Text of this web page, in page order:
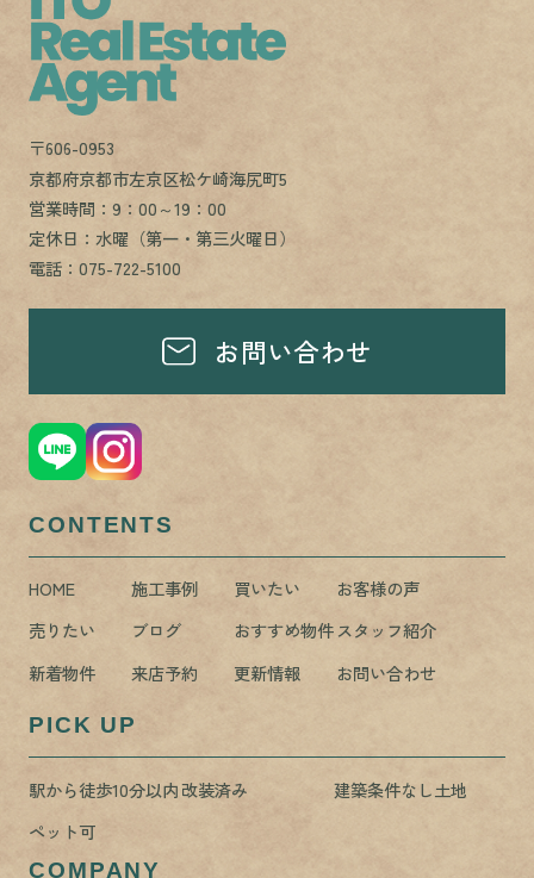
〒606-0953
京都府京都市左京区松ケ崎海尻町5
営業時間：9：00～19：00
定休日：水曜（第一・第三火曜日）
電話：075-722-5100
お問い合わせ
CONTENTS
HOME 施工事例 買いたい
お客様の声
売りたい
ブログ おすすめ物件スタッフ紹介
新着物件
来店予約 更新情報 お問い合わせ
PICK UP
駅から徒歩10分以内改装済み
建築条件なし土地
ペット可
COMPANY